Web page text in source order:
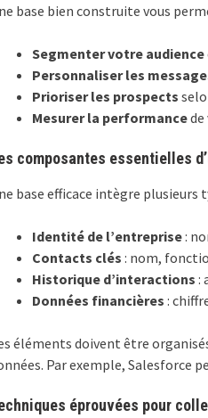
base bien construite vous
Segmenter votre audience
Personnaliser les
Prioriser les prospects
Mesurer la performance
composantes essentielles
base efficace intègre plusieurs
Identité de l’entreprise:
Contacts clés : nom,
Historique d’interactions :
Données financières :
éléments doivent être
Par exemple, Salesforce
éprouvées pour